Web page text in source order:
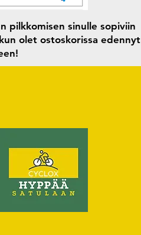
pilkkomisen sinulle sopiviin
olet ostoskorissa edennyt